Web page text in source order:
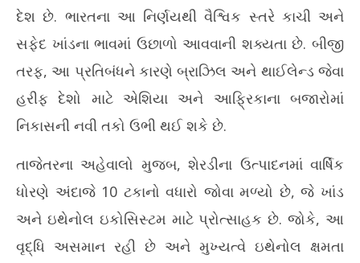
દેશ છે. ભારતના આ નિર્ણયથી વૈશ્વિક સ્તરે કાચી અને
સફેદ ખાંડના ભાવમાં ઉછાળો આવવાની શક્યતા છે. બીજી
તરફ, આ પ્રતિબંધને કારણે બ્રાઝિલ અને થાઈલેન્ડ જેવા
હરીફ દેશો માટે એશિયા અને આફ્રિકાના બજારોમાં
નિકાસની નવી તકો ઉભી થઈ શકે છે.
તાજેતરના અહેવાલો મુજબ, શેરડીના ઉત્પાદનમાં વાર્ષિક
ધોરણે અંદાજે 10 ટકાનો વધારો જોવા મળ્યો છે, જે ખાંડ
અને ઇથેનોલ ઇકોસિસ્ટમ માટે પ્રોત્સાહક છે. જોકે, આ
વૃદ્ધિ અસમાન રહી છે અને મુખ્યત્વે ઇથેનોલ ક્ષમતા